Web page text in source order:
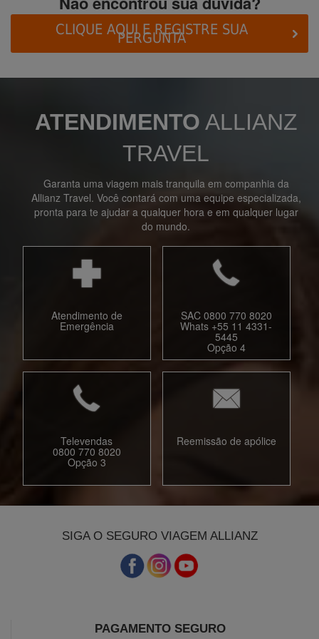
CLIQUE AQUI E REGISTRE SUA
PERGUNTA
ATENDIMENTO ALLIANZ
TRAVEL
Garanta uma viagem mais tranquila em companhia da
Allianz Travel. Você contará com uma equipe especializada,
pronta para te ajudar a qualquer hora e em qualquer lugar
do mundo.
Atendimento de
Emergência
SAC 0800 770 8020
Whats +55 11 4331-
5445
Opção 4
Televendas
0800 770 8020
Opção 3
Reemissão de apólice
SIGA O SEGURO VIAGEM ALLIANZ
PAGAMENTO SEGURO